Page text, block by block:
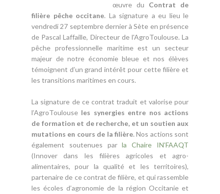
œuvre du Contrat de
filière pêche occitane. La signature a eu lieu le
vendredi 27 septembre dernier à Sète en présence
de Pascal Laffaille, Directeur de l'AgroToulouse. La
pêche professionnelle maritime est un secteur
majeur de notre économie bleue et nos élèves
témoignent d’un grand intérêt pour cette filière et
les transitions maritimes en cours.
La signature de ce contrat traduit et valorise pour
l’AgroToulouse les synergies entre nos actions
de formation et de recherche, et un soutien aux
mutations en cours de la filière. Nos actions sont
également soutenues parla Chaire IN’FAAQT
(Innover dans les filières agricoles et agro-
alimentaires, pour la qualité et les territoires),
partenaire de ce contrat de filière, et qui rassemble
les écoles d’agronomie de la région Occitanie et